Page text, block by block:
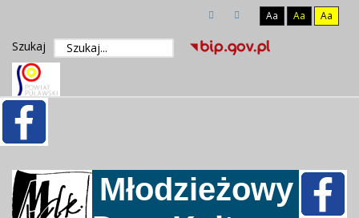
Aa Aa Aa
Szukaj
Młodzieżowy